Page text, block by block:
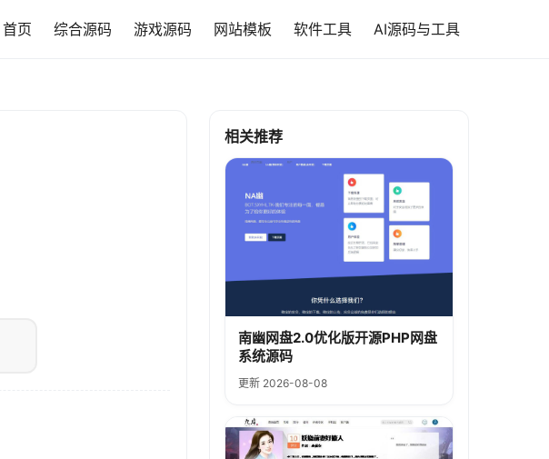
首页 综合源码 游戏源码 网站模板 软件工具 AI源码与工具
相关推荐
南幽网盘2.0优化版开源PHP网盘
系统源码
更新 2026-08-08